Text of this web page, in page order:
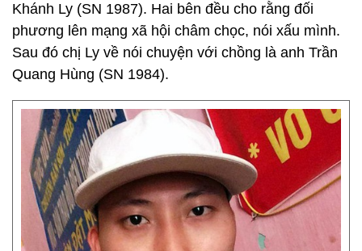
Khánh Ly (SN 1987). Hai bên đều cho rằng đối
phương lên mạng xã hội châm chọc, nói xấu mình.
Sau đó chị Ly về nói chuyện với chồng là anh Trần
Quang Hùng (SN 1984).